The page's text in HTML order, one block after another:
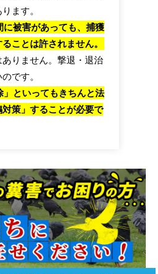
ます。
に被害があっても、捕獲
ことは許されません。
りません。撃退・退治
です。
」といってもきちんと法
策」することが必要で